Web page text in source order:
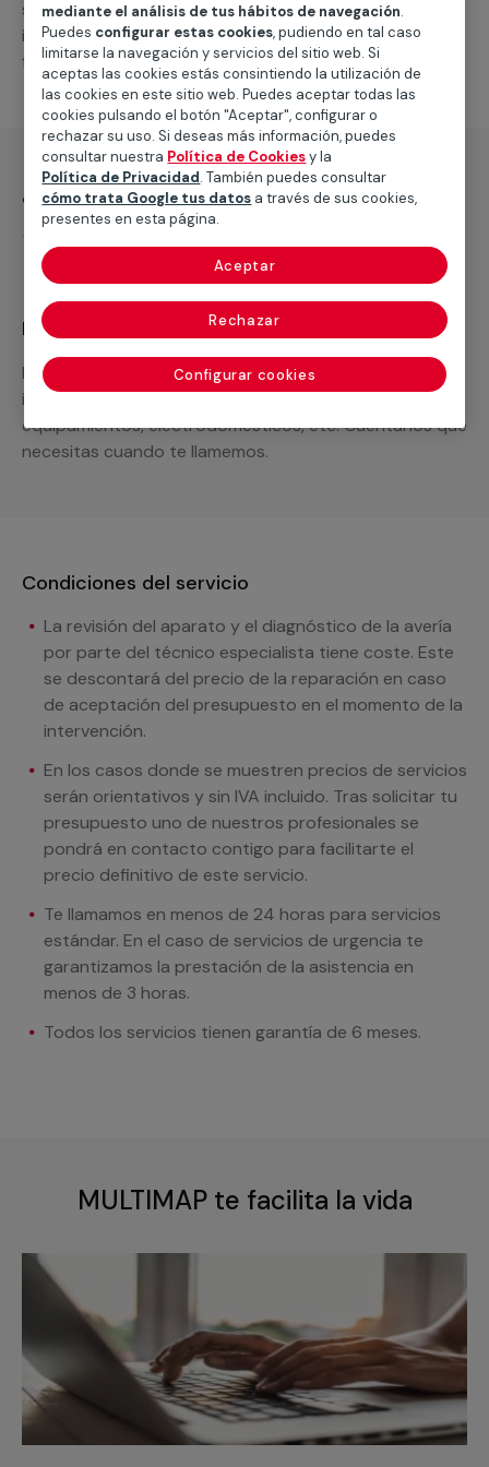
suministro de los materiales necesarios, las
intervenciones a realizar, o la mano de obra que hará
falta para completar tu proyecto.
¿Qué incluye?
Recuerda que en MULTIMAP
Podemos ofrecer cualquier servicio a medida
incluyendo todo lo que necesites: materiales,
equipamientos, electrodomésticos, etc. Cuéntanos que
necesitas cuando te llamemos.
Condiciones del servicio
La revisión del aparato y el diagnóstico de la avería
por parte del técnico especialista tiene coste. Este
se descontará del precio de la reparación en caso
de aceptación del presupuesto en el momento de la
intervención.
En los casos donde se muestren precios de servicios
serán orientativos y sin IVA incluido. Tras solicitar tu
presupuesto uno de nuestros profesionales se
pondrá en contacto contigo para facilitarte el
precio definitivo de este servicio.
Te llamamos en menos de 24 horas para servicios
estándar. En el caso de servicios de urgencia te
garantizamos la prestación de la asistencia en
menos de 3 horas.
Todos los servicios tienen garantía de 6 meses.
MULTIMAP te facilita la vida
mediante el análisis de tus hábitos de navegación.
Puedes configurar estas cookies, pudiendo en tal caso
limitarse la navegación y servicios del sitio web. Si
aceptas las cookies estás consintiendo la utilización de
las cookies en este sitio web. Puedes aceptar todas las
cookies pulsando el botón "Aceptar", configurar o
rechazar su uso. Si deseas más información, puedes
consultar nuestra Política de Cookiesy la
Política de Privacidad. También puedes consultar
cómo trata Google tus datos a través de sus cookies,
presentes en esta página.
Configurar cookies
Rechazar
Aceptar